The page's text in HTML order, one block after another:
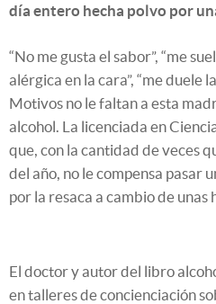
día entero hecha polvo por
“No me gusta el sabor”, “me
alérgica en la cara”, “me duele
Motivos no le faltan a esta
alcohol. La licenciada en
que, con la cantidad de veces
del año, no le compensa pasar
por la resaca a cambio de unas
El doctor y autor del libro
en talleres de concienciación